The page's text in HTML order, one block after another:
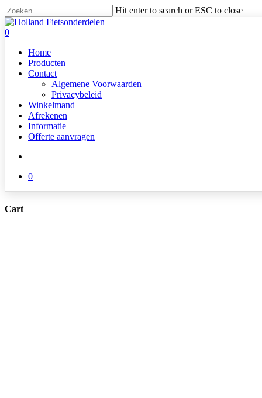
Skip
to
main
Hit enter to search or ESC to close
Close
Search
search
0
Home
Producten
Contact
Algemene Voorwaarden
Privacybeleid
Winkelmand
Afrekenen
Informatie
Offerte aanvragen
0
Cart